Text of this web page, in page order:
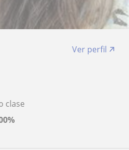
Ver perfil
clase